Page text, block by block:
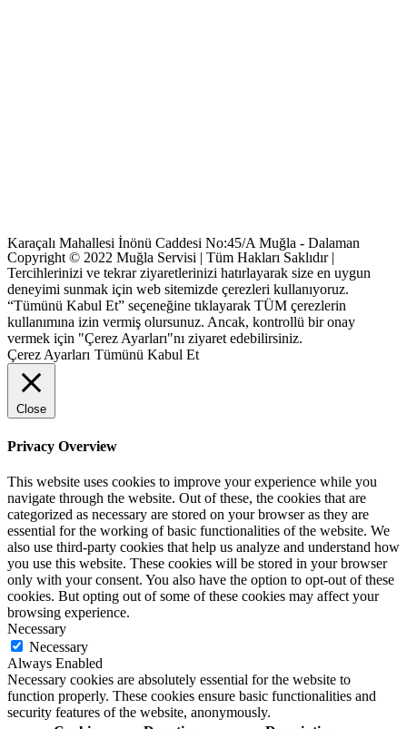
Karaçalı Mahallesi İnönü Caddesi No:45/A Muğla - Dalaman
Copyright © 2022 Muğla Servisi | Tüm Hakları Saklıdır |
Tercihlerinizi ve tekrar ziyaretlerinizi hatırlayarak size en uygun
deneyimi sunmak için web sitemizde çerezleri kullanıyoruz.
“Tümünü Kabul Et” seçeneğine tıklayarak TÜM çerezlerin
kullanımına izin vermiş olursunuz. Ancak, kontrollü bir onay
vermek için "Çerez Ayarları"nı ziyaret edebilirsiniz.
Çerez Ayarları Tümünü Kabul Et
Close
Privacy Overview
This website uses cookies to improve your experience while you
navigate through the website. Out of these, the cookies that are
categorized as necessary are stored on your browser as they are
essential for the working of basic functionalities of the website. We
also use third-party cookies that help us analyze and understand how
you use this website. These cookies will be stored in your browser
only with your consent. You also have the option to opt-out of these
cookies. But opting out of some of these cookies may affect your
browsing experience.
Necessary
Necessary
Always Enabled
Necessary cookies are absolutely essential for the website to
function properly. These cookies ensure basic functionalities and
security features of the website, anonymously.